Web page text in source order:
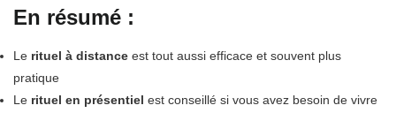
En résumé :
Le rituel à distance est tout aussi efficace et souvent plus
pratique
Le rituel en présentiel est conseillé si vous avez besoin de vivre